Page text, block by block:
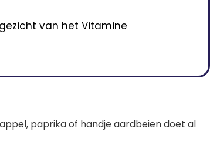
van het Vitamine
paprika of handje aardbeien doet al